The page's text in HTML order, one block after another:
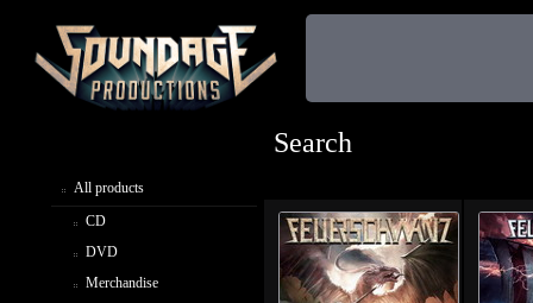
All products
CD
DVD
Merchandise
Search